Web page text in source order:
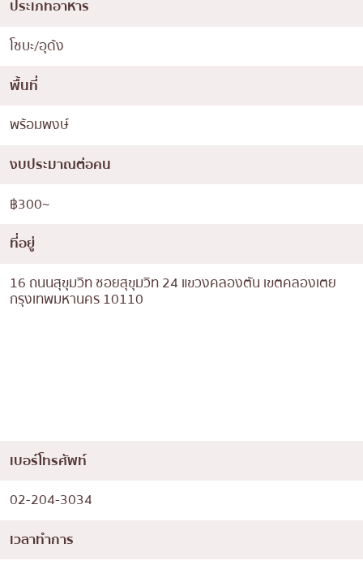
ประเภทอาหาร
โซบะ/อุด้ง
พื้นที่
พร้อมพงษ์
งบประมาณต่อคน
฿300~
ที่อยู่
16 ถนนสุขุมวิท ซอยสุขุมวิท 24 แขวงคลองตัน เขตคลองเตย
กรุงเทพมหานคร 10110
เบอร์โทรศัพท์
02-204-3034
เวลาทำการ